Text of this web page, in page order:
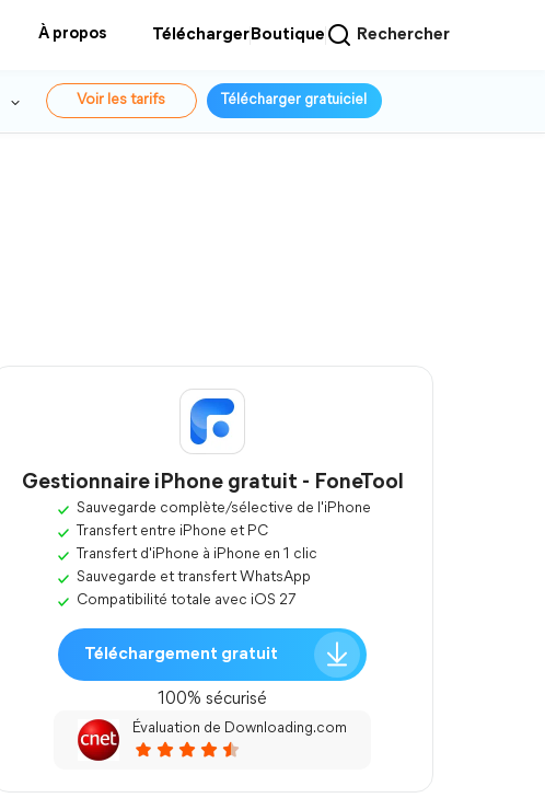
À propos Télécharger Boutique Rechercher
Voir les tarifs Télécharger gratuiciel
Gestionnaire iPhone gratuit - FoneTool
Sauvegarde complète/sélective de l'iPhone
Transfert entre iPhone et PC
Transfert d'iPhone à iPhone en 1 clic
Sauvegarde et transfert WhatsApp
Compatibilité totale avec iOS 27
Téléchargement gratuit
100% sécurisé
Évaluation de Downloading.com